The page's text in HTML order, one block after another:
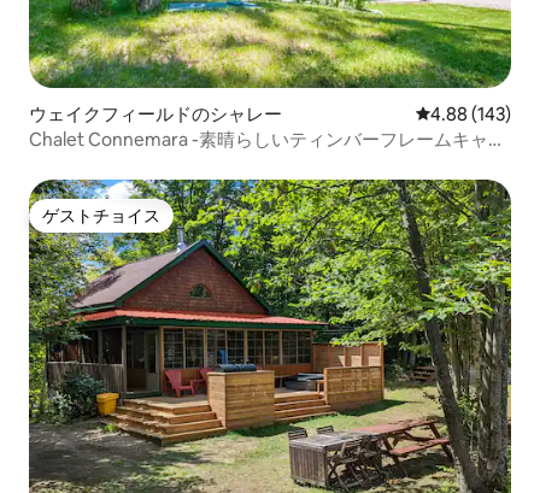
ウェイクフィールドのシャレー レビュー143
4.88 (143)
Chalet Connemara -素晴らしいティンバーフレームキャビ
ゲストチョイス
ゲストチョイス